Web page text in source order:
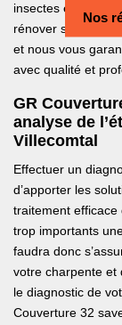
Nos
insectes et de
rénover selon son
et nous vous
avec qualité et
GR
analyse de
Villecomtal
Effectuer un
d’apporter les
traitement efficace
trop importants
faudra donc
votre charpente et
le diagnostic de
Couverture 32